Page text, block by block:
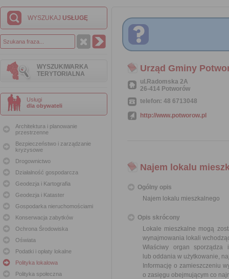
WYSZUKAJ USŁUGĘ
WYSZUKIWARKA
TERYTORIALNA
Usługi
dla obywateli
Architektura i planowanie
przestrzenne
Bezpieczeństwo i zarządzanie
kryzysowe
Drogownictwo
Działalność gospodarcza
Geodezja i Kartografia
Geodezja i Kataster
Gospodarka nieruchomościami
Konserwacja zabytków
Ochrona Środowiska
Oświata
Podatki i opłaty lokalne
Polityka lokalowa
Polityka społeczna
Urząd Gminy
ul.Radomska 2A
26-414 Potworów
telefon: 48 6713048
http://www.potworow.pl
Najem lokalu
Ogólny opis
Najem lokalu mieszkalnego
Opis skrócony
Lokale mieszkalne mogą
wynajmowania lokali
Właściwy organ
lub oddania w użytkowanie,
Informację o zamieszczeniu
o zasięgu obejmującym co